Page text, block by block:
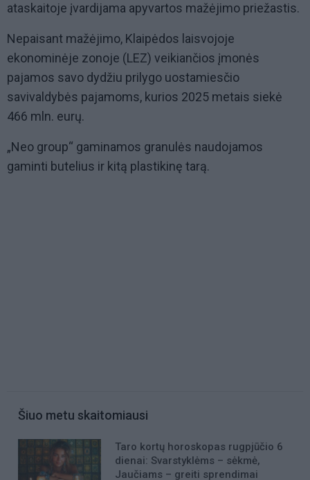
ataskaitoje įvardijama apyvartos mažėjimo priežastis.
Nepaisant mažėjimo, Klaipėdos laisvojoje
ekonominėje zonoje (LEZ) veikiančios įmonės
pajamos savo dydžiu prilygo uostamiesčio
savivaldybės pajamoms, kurios 2025 metais siekė
466 mln. eurų.
„Neo group“ gaminamos granulės naudojamos
gaminti butelius ir kitą plastikinę tarą.
Šiuo metu skaitomiausi
Taro kortų horoskopas rugpjūčio 6
dienai: Svarstyklėms – sėkmė,
Jaučiams – greiti sprendimai